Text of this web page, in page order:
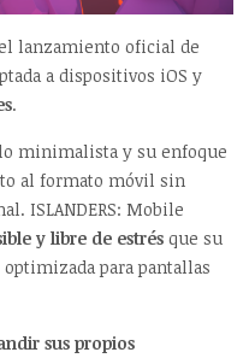
lanzamiento oficial de
a dispositivos iOS y
.
minimalista y su enfoque
al formato móvil sin
ISLANDERS: Mobile
y libre de estrés que su
para pantallas
sus propios